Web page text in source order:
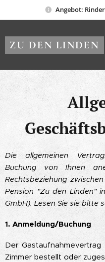
Angebot:
ZU DEN LINDEN
Die allgemeinen
Buchung von Ihnen
Rechtsbeziehung
Pension "Zu den Linden"
GmbH). Lesen Sie sie bitte
1. Anmeldung/Buchung
Der
Zimmer bestellt oder